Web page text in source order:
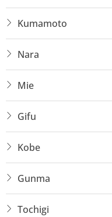
Kumamoto
Nara
Mie
Gifu
Kobe
Gunma
Tochigi